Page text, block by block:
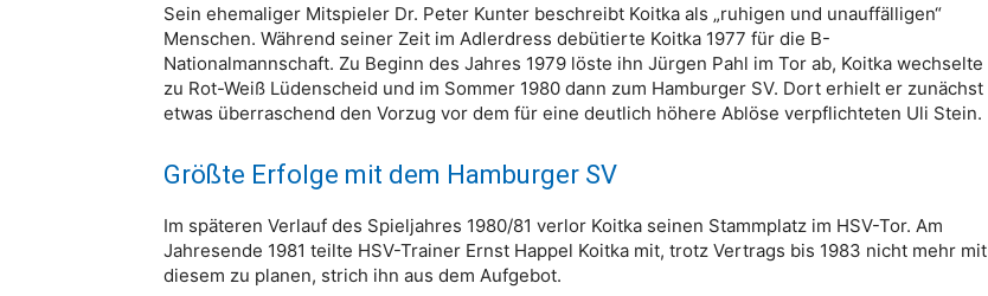
Sein ehemaliger Mitspieler Dr. Peter Kunter beschreibt Koitka als „ruhigen und unauffälligen“
Menschen. Während seiner Zeit im Adlerdress debütierte Koitka 1977 für die B-
Nationalmannschaft. Zu Beginn des Jahres 1979 löste ihn Jürgen Pahl im Tor ab, Koitka wechselte
zu Rot-Weiß Lüdenscheid und im Sommer 1980 dann zum Hamburger SV. Dort erhielt er zunächst
etwas überraschend den Vorzug vor dem für eine deutlich höhere Ablöse verpflichteten Uli Stein.
Größte Erfolge mit dem Hamburger SV
Im späteren Verlauf des Spieljahres 1980/81 verlor Koitka seinen Stammplatz im HSV-Tor. Am
Jahresende 1981 teilte HSV-Trainer Ernst Happel Koitka mit, trotz Vertrags bis 1983 nicht mehr mit
diesem zu planen, strich ihn aus dem Aufgebot.